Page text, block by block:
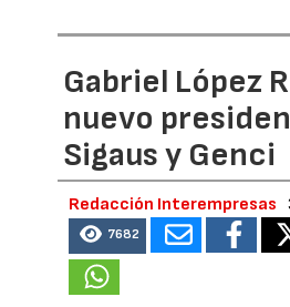
Gabriel López
nuevo
Sigaus y Genci
Redacción Interempresas
7682